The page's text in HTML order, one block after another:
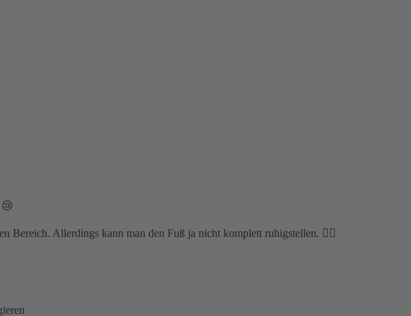
😢⁣
Bereich. Allerdings kann man den Fuß ja nicht komplett ruhigstellen. 🤷‍♀️⁣